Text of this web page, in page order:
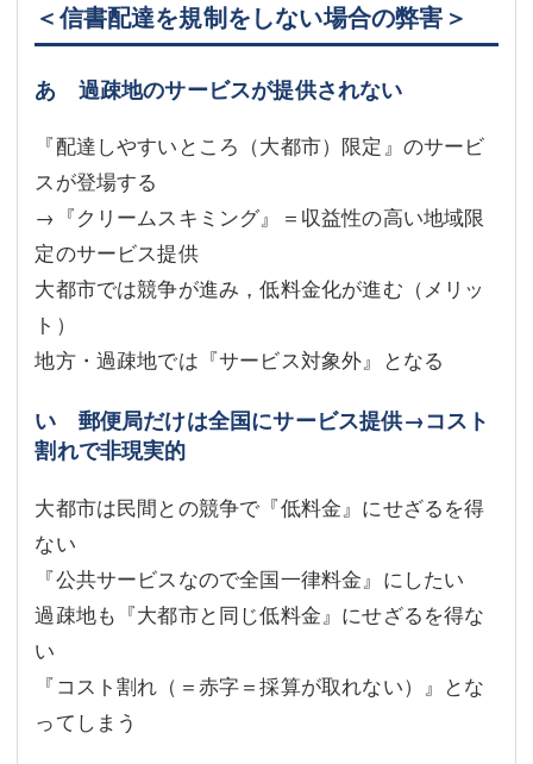
＜信書配達を規制をしない場合の弊害＞
あ 過疎地のサービスが提供されない
『配達しやすいところ（大都市）限定』のサービ
スが登場する
→『クリームスキミング』＝収益性の高い地域限
定のサービス提供
大都市では競争が進み，低料金化が進む（メリッ
ト）
地方・過疎地では『サービス対象外』となる
い 郵便局だけは全国にサービス提供→コスト
割れで非現実的
大都市は民間との競争で『低料金』にせざるを得
ない
『公共サービスなので全国一律料金』にしたい
過疎地も『大都市と同じ低料金』にせざるを得な
い
『コスト割れ（＝赤字＝採算が取れない）』とな
ってしまう